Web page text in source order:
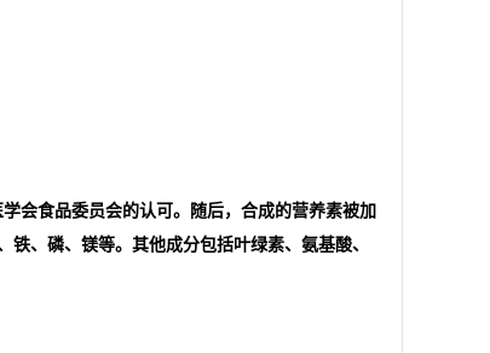
会食品委员会的认可。随后，合成的营养素被加
铁、磷、镁等。其他成分包括叶绿素、氨基酸、